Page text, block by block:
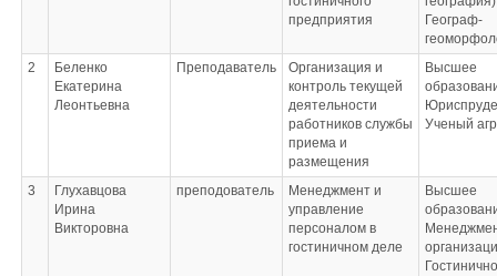
предприятия
Географ-
2
Беленко
Екатерина
Леонтьевна
Преподаватель
Организация и
контроль текущей
деятельности
работников службы
приема и
размещения
Высшее
Ученый
3
Глухавцова
Ирина
Викторовна
преподователь
Менеджмент и
управление
персоналом в
гостиничном деле
Высшее